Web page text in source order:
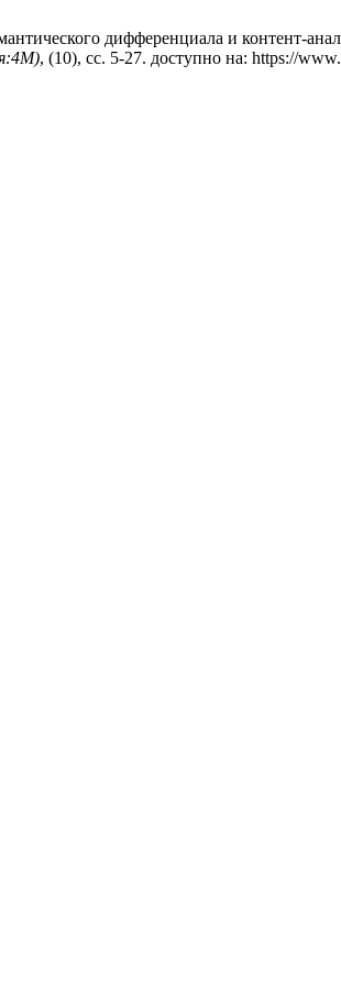
дифференциала и контент-
, (10), сс. 5-27. доступно на: https://